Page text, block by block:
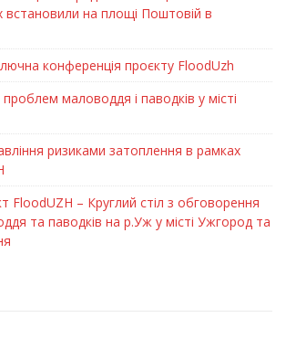
встановили на площі Поштовій в
конференція проєкту FloodUzh
проблем маловоддя і паводків у місті
ризиками затоплення в рамках
FloodUZH – Круглий стіл з обговорення
та паводків на р.Уж у місті Ужгород та